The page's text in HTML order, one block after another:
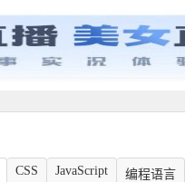
CSS JavaScript 编程语言